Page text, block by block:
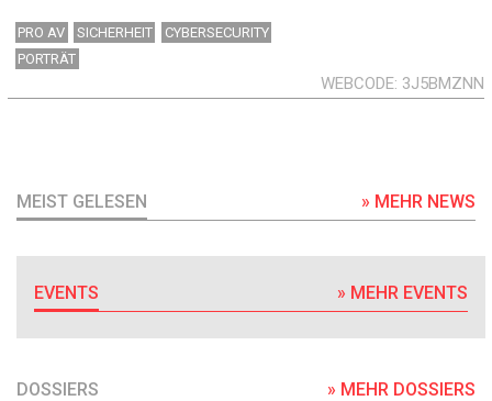
PRO AV SICHERHEIT
CYBERSECURITY
PORTRÄT
WEBCODE 3J5BMZNN
MEIST GELESEN » MEHR NEWS
EVENTS » MEHR EVENTS
DOSSIERS » MEHR DOSSIERS